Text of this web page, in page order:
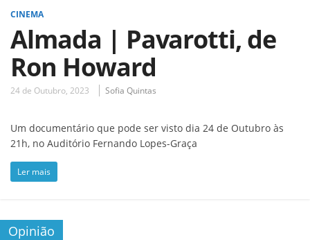
CINEMA
Almada | Pavarotti, de
Ron Howard
24 de Outubro, 2023 Sofia Quintas
Um documentário que pode ser visto dia 24 de Outubro às
21h, no Auditório Fernando Lopes-Graça
Ler mais
Opinião